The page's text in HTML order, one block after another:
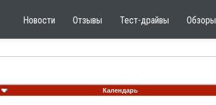
Новости Отзывы Тест-драйвы Обзоры
Календарь